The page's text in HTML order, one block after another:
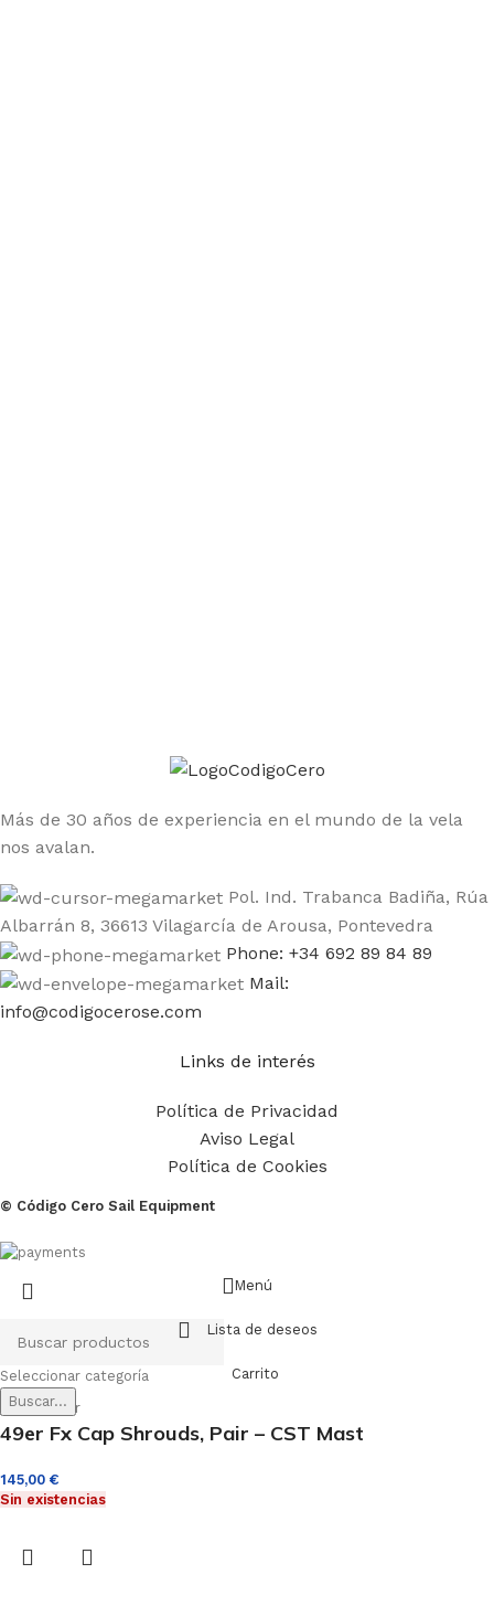
Más de 30 años de experiencia en el mundo de la vela
nos avalan.
Pol. Ind. Trabanca Badiña, Rúa
Albarrán 8, 36613 Vilagarcía de Arousa, Pontevedra
Phone: +34 692 89 84 89
Mail:
info@codigocerose.com
Links de interés
Política de Privacidad
Aviso Legal
Política de Cookies
© Código Cero Sail Equipment
Seleccionar categoría
Buscar...
Menú
Lista de deseos
Carrito
49er Fx Cap Shrouds, Pair – CST Mast
145,00 €
Sin existencias